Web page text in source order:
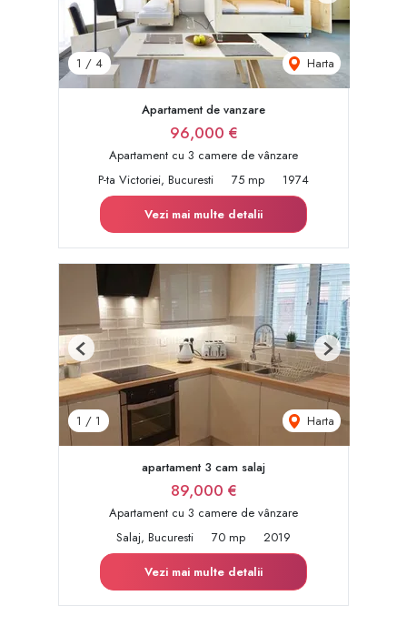
1 / 4 Harta
Apartament de vanzare
96,000 €
Apartament cu 3 camere de vânzare
P-ta Victoriei, Bucuresti
75 mp
1974
Vezi mai multe detalii
1 / 1 Harta
Previous Next
apartament 3 cam salaj
89,000 €
Apartament cu 3 camere de vânzare
Salaj, Bucuresti
70 mp
2019
Vezi mai multe detalii